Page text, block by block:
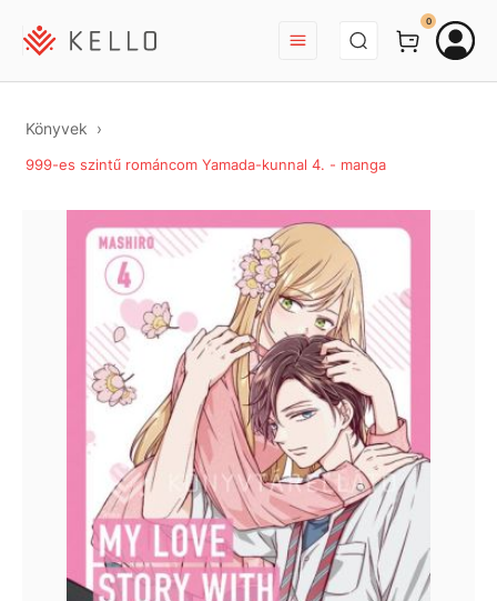
BEJELENTKEZÉS
0
Könyvek
999-es szintű románcom Yamada-kunnal 4. - manga